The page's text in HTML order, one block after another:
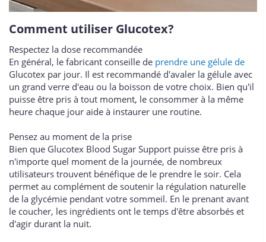
Comment utiliser Glucotex?
Respectez la dose recommandée
En général, le fabricant conseille de prendre une gélule de
Glucotex par jour. Il est recommandé d'avaler la gélule avec
un grand verre d'eau ou la boisson de votre choix. Bien qu'il
puisse être pris à tout moment, le consommer à la même
heure chaque jour aide à instaurer une routine.
Pensez au moment de la prise
Bien que Glucotex Blood Sugar Support puisse être pris à
n'importe quel moment de la journée, de nombreux
utilisateurs trouvent bénéfique de le prendre le soir. Cela
permet au complément de soutenir la régulation naturelle
de la glycémie pendant votre sommeil. En le prenant avant
le coucher, les ingrédients ont le temps d'être absorbés et
d'agir durant la nuit.